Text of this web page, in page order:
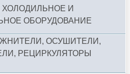
ХОЛОДИЛЬНОЕ И
ОБОРУДОВАНИЕ
ОСУШИТЕЛИ,
РЕЦИРКУЛЯТОРЫ